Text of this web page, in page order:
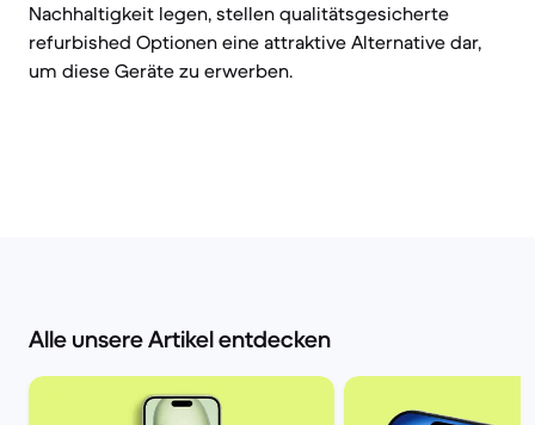
Nachhaltigkeit legen, stellen qualitätsgesicherte
refurbished Optionen eine attraktive Alternative dar,
um diese Geräte zu erwerben.
Alle unsere Artikel entdecken